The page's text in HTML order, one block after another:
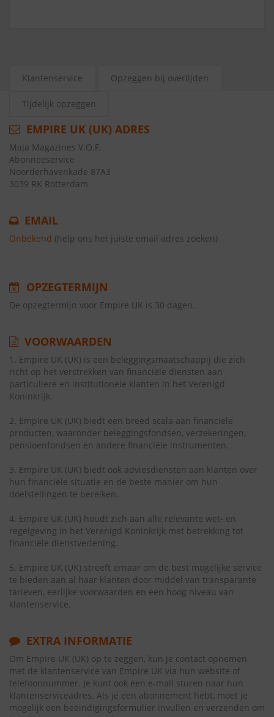
Klantenservice Opzeggen bij overlijden
Tijdelijk opzeggen
EMPIRE UK (UK) ADRES
Maja Magazines V.O.F.
Abonneeservice
Noorderhavenkade 87A3
3039 RK Rotterdam
EMAIL
Onbekend (help ons het juiste email adres zoeken)
OPZEGTERMIJN
De opzegtermijn voor Empire UK is 30 dagen.
VOORWAARDEN
1. Empire UK (UK) is een beleggingsmaatschappij die zich
richt op het verstrekken van financiële diensten aan
particuliere en institutionele klanten in het Verenigd
Koninkrijk.
2. Empire UK (UK) biedt een breed scala aan financiële
producten, waaronder beleggingsfondsen, verzekeringen,
pensioenfondsen en andere financiële instrumenten.
3. Empire UK (UK) biedt ook adviesdiensten aan klanten over
hun financiële situatie en de beste manier om hun
doelstellingen te bereiken.
4. Empire UK (UK) houdt zich aan alle relevante wet- en
regelgeving in het Verenigd Koninkrijk met betrekking tot
financiële dienstverlening.
5. Empire UK (UK) streeft ernaar om de best mogelijke service
te bieden aan al haar klanten door middel van transparante
tarieven, eerlijke voorwaarden en een hoog niveau van
klantenservice.
EXTRA INFORMATIE
Om Empire UK (UK) op te zeggen, kun je contact opnemen
met de klantenservice van Empire UK via hun website of
telefoonnummer. Je kunt ook een e-mail sturen naar hun
klantenserviceadres. Als je een abonnement hebt, moet je
mogelijk een beëindigingsformulier invullen en verzenden om